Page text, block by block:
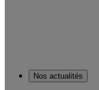
Nos actualités